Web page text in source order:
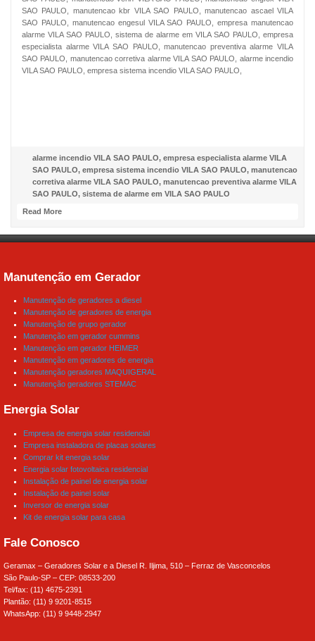
SAO PAULO, manutencao kbr VILA SAO PAULO, manutencao ascael VILA
SAO PAULO, manutencao engesul VILA SAO PAULO, empresa manutencao
alarme VILA SAO PAULO, sistema de alarme em VILA SAO PAULO, empresa
especialista alarme VILA SAO PAULO, manutencao preventiva alarme VILA
SAO PAULO, manutencao corretiva alarme VILA SAO PAULO, alarme incendio
VILA SAO PAULO, empresa sistema incendio VILA SAO PAULO,
alarme incendio VILA SAO PAULO, empresa especialista alarme VILA
SAO PAULO, empresa sistema incendio VILA SAO PAULO, manutencao
corretiva alarme VILA SAO PAULO, manutencao preventiva alarme VILA
SAO PAULO, sistema de alarme em VILA SAO PAULO
Read More
Manutenção em Gerador
Manutenção de geradores a diesel
Manutenção de geradores de energia
Manutenção de grupo gerador
Manutenção em gerador cummins
Manutenção em gerador HEIMER
Manutenção em geradores de energia
Manutenção geradores MAQUIGERAL
Manutenção geradores STEMAC
Energia Solar
Empresa de energia solar residencial
Empresa instaladora de placas solares
Comprar kit energia solar
Energia solar fotovoltaica residencial
Instalação de painel de energia solar
Instalação de painel solar
Inversor de energia solar
Kit de energia solar para casa
Fale Conosco
Geramax – Geradores Solar e a Diesel R. Iljima, 510 – Ferraz de Vasconcelos
São Paulo-SP – CEP: 08533-200
Tel/fax: (11) 4675-2391
Plantão: (11) 9 9201-8515
WhatsApp: (11) 9 9448-2947